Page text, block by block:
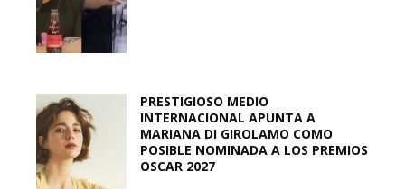
PRESTIGIOSO MEDIO
INTERNACIONAL APUNTA A
MARIANA DI GIROLAMO COMO
POSIBLE NOMINADA A LOS PREMIOS
OSCAR 2027